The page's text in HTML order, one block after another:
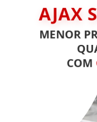
AJAX
MENOR
COM